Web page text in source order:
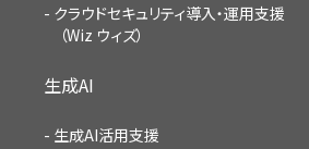
クラウドセキュリティ導入・運用支援
（Wiz ウィズ）
生成AI
生成AI活用支援